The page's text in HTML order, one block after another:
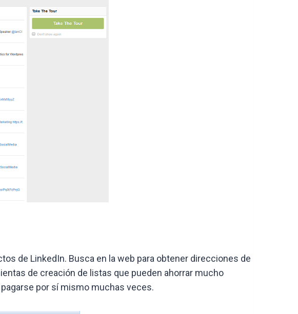
de LinkedIn. Busca en la web para obtener direcciones de
de creación de listas que pueden ahorrar mucho
por sí mismo muchas veces.